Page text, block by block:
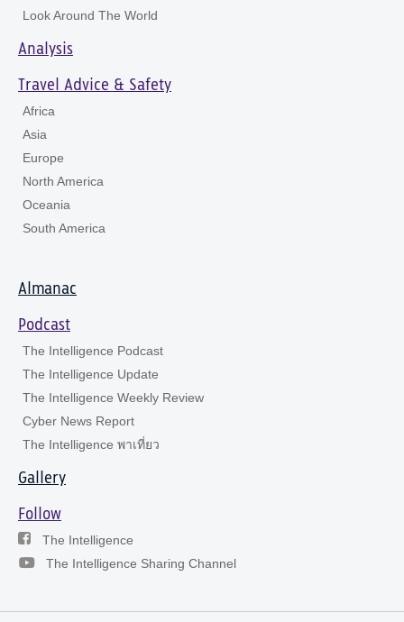
Look Around The World
Analysis
Travel Advice & Safety
Africa
Asia
Europe
North America
Oceania
South America
Almanac
Podcast
The Intelligence Podcast
The Intelligence Update
The Intelligence Weekly Review
Cyber News Report
The Intelligence พาเที่ยว
Gallery
Follow
The Intelligence
The Intelligence Sharing Channel